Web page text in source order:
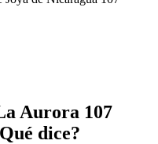
Aurora 107
dice?